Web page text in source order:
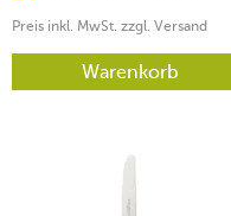
Preis inkl. MwSt. zzgl. Versand
Warenkorb